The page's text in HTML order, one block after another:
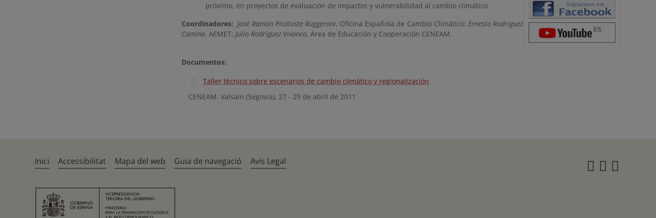
próximo, en proyectos de evaluación de impactos y vulnerabilidad al cambio climático.
Coordinadores: José Ramón Picatoste Ruggeroni, Oficina Española de Cambio Climático; Ernesto Rodriguez
Camino, AEMET; Julio Rodríguez Vivanco, Área de Educación y Cooperación CENEAM.
Documentos:
Taller técnico sobre escenarios de cambio climático y regionalización
CENEAM. Valsaín (Segovia), 27 - 29 de abril de 2011
Inici Accessibilitat Mapa del web Guia de navegació Avís Legal Twitter